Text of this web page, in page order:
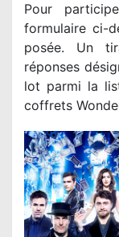
Pour
formulaire ci-
posée. Un
réponses
lot parmi la
coffrets